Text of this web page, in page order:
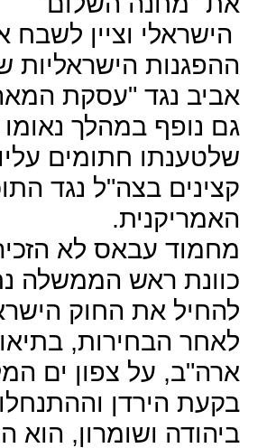
הישראלי וציין לשבח
ההפגנות הישראליות
אביב נגד "עסקת
גם נופף במהלך
קצינים בצה"ל נגד
האמריקנית.
מחמוד עבאס לא
כוונת ראש הממשלה
להחיל את החוק
לאחר הבחירות,
ארה"ב, על צפון ים
בקעת הירדן
ביהודה ושומרון, הוא